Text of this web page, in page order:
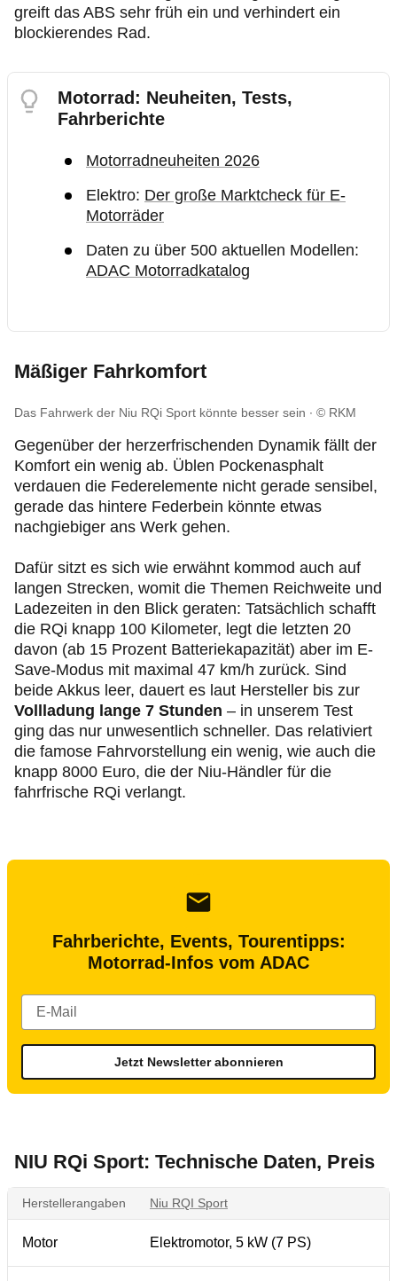
greift das ABS sehr früh ein und verhindert ein
blockierendes Rad.
Motorrad: Neuheiten, Tests,
Fahrberichte
Motorradneuheiten 2026
Elektro: Der große Marktcheck für E-
Motorräder
Daten zu über 500 aktuellen Modellen:
ADAC Motorradkatalog
Mäßiger Fahrkomfort
Das Fahrwerk der Niu RQi Sport könnte besser sein © RKM
Gegenüber der herzerfrischenden Dynamik fällt der
Komfort ein wenig ab. Üblen Pockenasphalt
verdauen die Federelemente nicht gerade sensibel,
gerade das hintere Federbein könnte etwas
nachgiebiger ans Werk gehen.
Dafür sitzt es sich wie erwähnt kommod auch auf
langen Strecken, womit die Themen Reichweite und
Ladezeiten in den Blick geraten: Tatsächlich schafft
die RQi knapp 100 Kilometer, legt die letzten 20
davon (ab 15 Prozent Batteriekapazität) aber im E-
Save-Modus mit maximal 47 km/h zurück. Sind
beide Akkus leer, dauert es laut Hersteller bis zur
Vollladung lange 7 Stunden – in unserem Test
ging das nur unwesentlich schneller. Das relativiert
die famose Fahrvorstellung ein wenig, wie auch die
knapp 8000 Euro, die der Niu-Händler für die
fahrfrische RQi verlangt.
Fahrberichte, Events, Tourentipps:
Motorrad-Infos vom ADAC
Jetzt Newsletter abonnieren
NIU RQi Sport: Technische Daten, Preis
Herstellerangaben Niu RQI Sport
Motor Elektromotor, 5 kW (7 PS)